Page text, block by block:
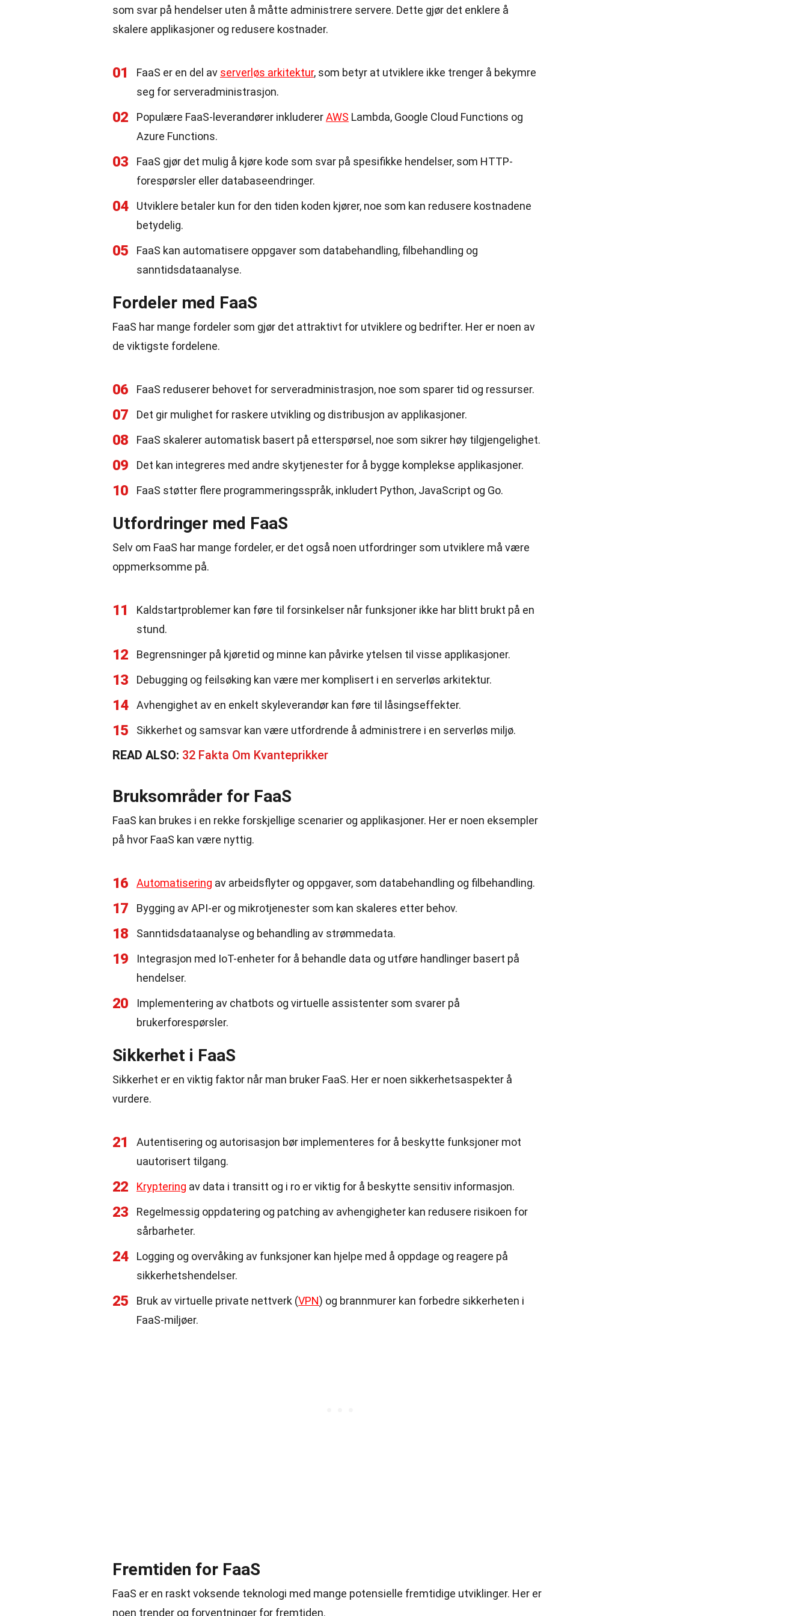
som svar på hendelser uten å måtte administrere servere. Dette gjør det enklere å
skalere applikasjoner og redusere kostnader.
01 FaaS er en del av serverløs arkitektur, som betyr at utviklere ikke trenger å bekymre
seg for serveradministrasjon.
02 Populære FaaS-leverandører inkludererAWS Lambda, Google Cloud Functions og
Azure Functions.
03
FaaS gjør det mulig å kjøre kode som svar på spesifikke hendelser, som HTTP-
forespørsler eller databaseendringer.
04
Utviklere betaler kun for den tiden koden kjører, noe som kan redusere kostnadene
betydelig.
05
FaaS kan automatisere oppgaver som databehandling, filbehandling og
sanntidsdataanalyse.
Fordeler med FaaS
FaaS har mange fordeler som gjør det attraktivt for utviklere og bedrifter. Her er noen av
de viktigste fordelene.
06 FaaS reduserer behovet for serveradministrasjon, noe som sparer tid og ressurser.
07 Det gir mulighet for raskere utvikling og distribusjon av applikasjoner.
08 FaaS skalerer automatisk basert på etterspørsel, noe som sikrer høy tilgjengelighet.
09 Det kan integreres med andre skytjenester for å bygge komplekse applikasjoner.
10 FaaS støtter flere programmeringsspråk, inkludert Python, JavaScript og Go.
Utfordringer med FaaS
Selv om FaaS har mange fordeler, er det også noen utfordringer som utviklere må være
oppmerksomme på.
11
Kaldstartproblemer kan føre til forsinkelser når funksjoner ikke har blitt brukt på en
stund.
12 Begrensninger på kjøretid og minne kan påvirke ytelsen til visse applikasjoner.
13 Debugging og feilsøking kan være mer komplisert i en serverløs arkitektur.
14 Avhengighet av en enkelt skyleverandør kan føre til låsingseffekter.
15 Sikkerhet og samsvar kan være utfordrende å administrere i en serverløs miljø.
READ ALSO: 32 Fakta Om Kvanteprikker
Bruksområder for FaaS
FaaS kan brukes i en rekke forskjellige scenarier og applikasjoner. Her er noen eksempler
på hvor FaaS kan være nyttig.
16 Automatisering av arbeidsflyter og oppgaver, som databehandling og filbehandling.
17 Bygging av API-er og mikrotjenester som kan skaleres etter behov.
18 Sanntidsdataanalyse og behandling av strømmedata.
19
Integrasjon med IoT-enheter for å behandle data og utføre handlinger basert på
hendelser.
20
Implementering av chatbots og virtuelle assistenter som svarer på
brukerforespørsler.
Sikkerhet i FaaS
Sikkerhet er en viktig faktor når man bruker FaaS. Her er noen sikkerhetsaspekter å
vurdere.
21
Autentisering og autorisasjon bør implementeres for å beskytte funksjoner mot
uautorisert tilgang.
22 Kryptering av data i transitt og i ro er viktig for å beskytte sensitiv informasjon.
23
Regelmessig oppdatering og patching av avhengigheter kan redusere risikoen for
sårbarheter.
24
Logging og overvåking av funksjoner kan hjelpe med å oppdage og reagere på
sikkerhetshendelser.
25 Bruk av virtuelle private nettverk (VPN) og brannmurer kan forbedre sikkerheten i
FaaS-miljøer.
Fremtiden for FaaS
FaaS er en raskt voksende teknologi med mange potensielle fremtidige utviklinger. Her er
noen trender og forventninger for fremtiden.